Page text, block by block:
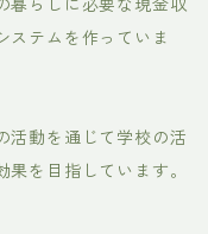
暮らしに必要な現金収
ステムを作っていま
活動を通じて学校の活
を目指しています。